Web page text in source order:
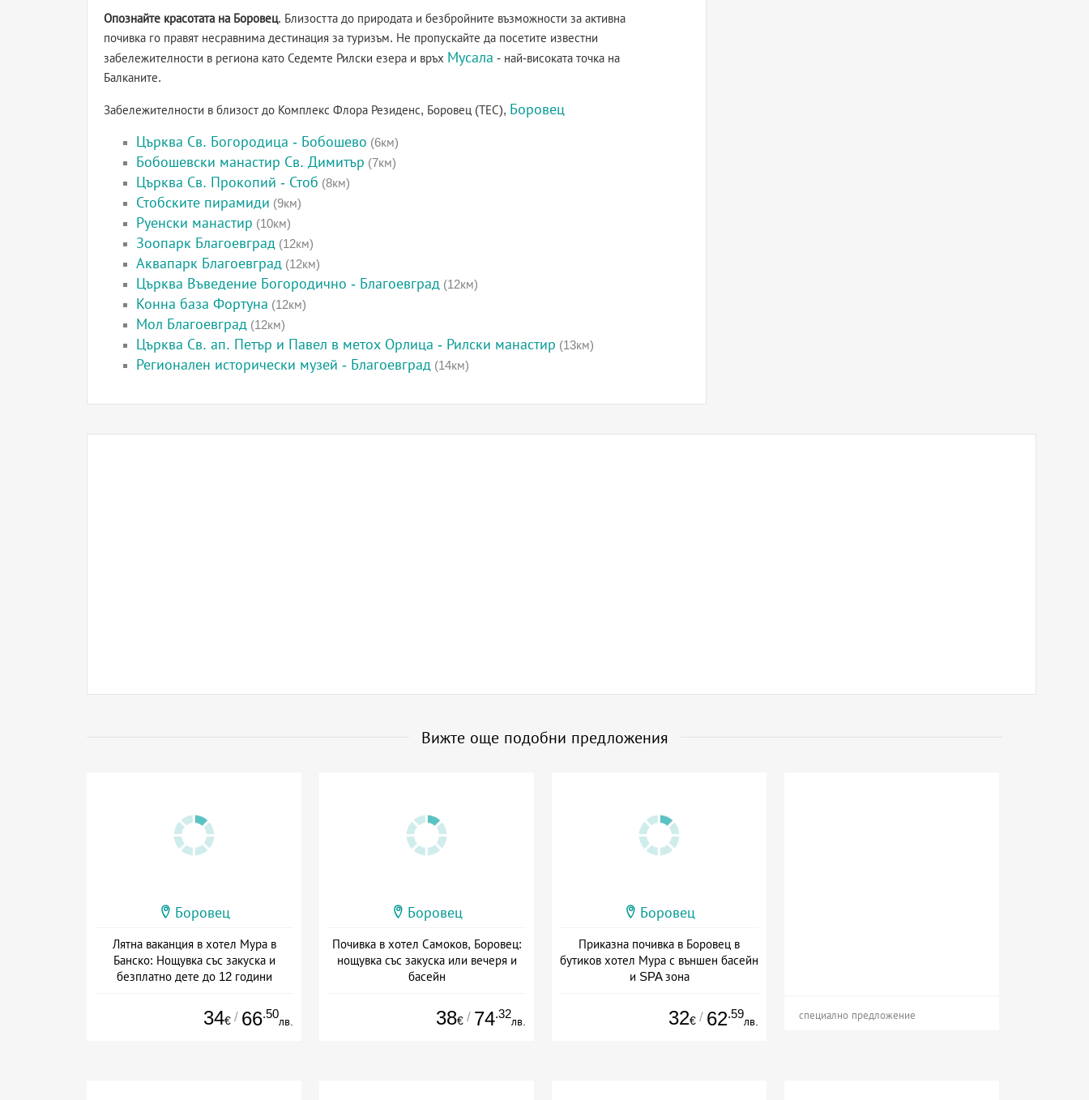
Опознайте красотата на Боровец. Близостта до природата и безбройните възможности за активна
почивка го правят несравнима дестинация за туризъм. Не пропускайте да посетите известни
забележителности в региона като Седемте Рилски езера и връх Мусала - най-високата точка на
Балканите.
Забележителности в близост до Комплекс Флора Резиденс, Боровец (ТЕС), Боровец
Църква Св. Богородица - Бобошево (6км)
Бобошевски манастир Св. Димитър (7км)
Църква Св. Прокопий - Стоб (8км)
Стобските пирамиди (9км)
Руенски манастир (10км)
Зоопарк Благоевград (12км)
Аквапарк Благоевград (12км)
Църква Въведение Богородично - Благоевград (12км)
Конна база Фортуна (12км)
Мол Благоевград (12км)
Църква Св. ап. Петър и Павел в метох Орлица - Рилски манастир (13км)
Регионален исторически музей - Благоевград (14км)
Вижте още подобни предложения
Боровец
Лятна ваканция в хотел Мура в
Банско: Нощувка със закуска и
безплатно дете до 12 години
34€ / 66.50
лв.
Боровец
Почивка в хотел Самоков, Боровец:
нощувка със закуска или вечеря и
басейн
38€ / 74.32
лв.
Боровец
Приказна почивка в Боровец в
бутиков хотел Мура с външен басейн
и SPA зона
32€ / 62.59
лв. специално предложение